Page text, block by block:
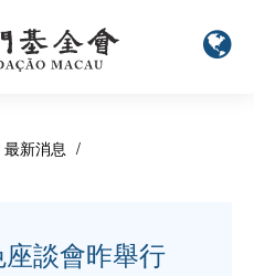
最新消息 /
談會昨舉行